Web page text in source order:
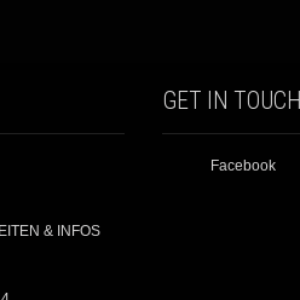
& INFOS
GET IN TOUCH
Facebook